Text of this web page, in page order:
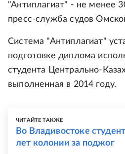
"Антиплагиат" - не менее
пресс-служба судов
Система "Антиплагиат"
подготовке диплома
студента Центрально-
выполненная в 2014 году.
ЧИТАЙТЕ ТАКЖЕ
Во Владивостоке
лет колонии за поджог